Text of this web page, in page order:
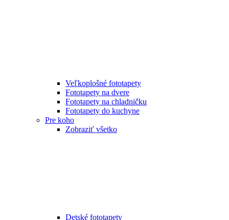
Veľkoplošné fototapety
Fototapety na dvere
Fototapety na chladničku
Fototapety do kuchyne
Pre koho
Zobraziť všetko
Detské fototapety